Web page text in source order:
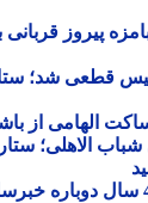
پیروز قربانی به
قطعی شد؛
از
ستاره